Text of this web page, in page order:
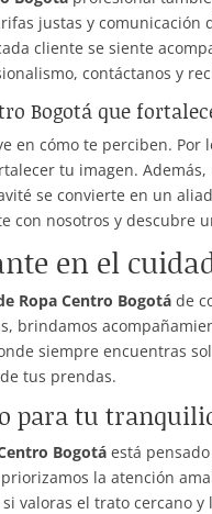
justas y
cliente se siente
contáctanos y
Bogotá que
en cómo te perciben. Por
tu imagen.
se convierte en un
con nosotros y descubre
en el
Ropa Centro Bogotá de
brindamos
siempre encuentras
tus prendas.
para tu
Bogotá está
la atención
valoras el trato cercano